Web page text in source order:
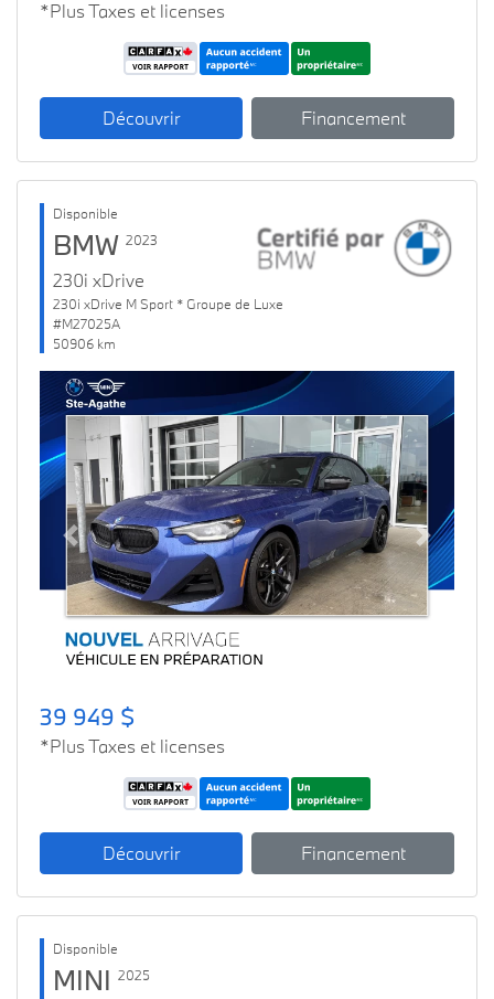
*Plus Taxes et licenses
Découvrir Financement
Disponible
BMW 2023
230i xDrive
230i xDrive M Sport * Groupe de Luxe
#M27025A
50906 km
Previous Next
39 949 $
*Plus Taxes et licenses
Découvrir Financement
Disponible
MINI 2025